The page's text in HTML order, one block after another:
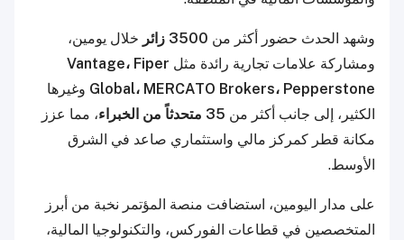
وشهد الحدث حضور أكثر من 3500 زائر
خلال يومين،
ومشاركة علامات تجارية رائدة مثل Vantage، Fiper
Global، MERCATO Brokers، Pepperstone وغيرها
الكثير، إلى جانب أكثر من 35 متحدثاً من الخبراء
، مما عزز
مكانة قطر كمركز مالي واستثماري صاعد في الشرق
الأوسط.
على مدار اليومين، استضافت منصة المؤتمر نخبة من أبرز
المتخصصين في قطاعات الفوركس، والتكنولوجيا المالية،